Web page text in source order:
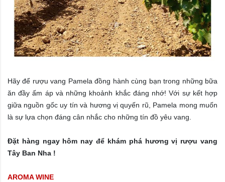
Hãy để rượu vang Pamela đồng hành cùng bạn trong những bữa
ăn đầy ấm áp và những khoảnh khắc đáng nhớ! Với sự kết hợp
giữa nguồn gốc uy tín và hương vị quyến rũ, Pamela mong muốn
là sự lựa chọn đáng cân nhắc cho những tín đồ yêu vang.
Đặt hàng ngay hôm nay để khám phá hương vị rượu vang
Tây Ban Nha !
AROMA WINE